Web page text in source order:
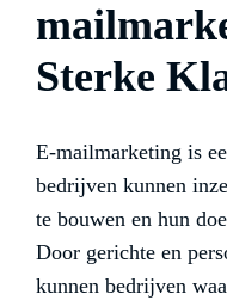
Sterke
E-mailmarketing is
bedrijven kunnen
te bouwen en hun
Door gerichte en
kunnen bedrijven